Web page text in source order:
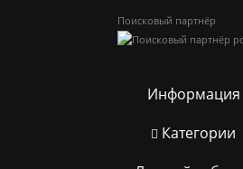
Поисковый партнёр
Информация
Категории